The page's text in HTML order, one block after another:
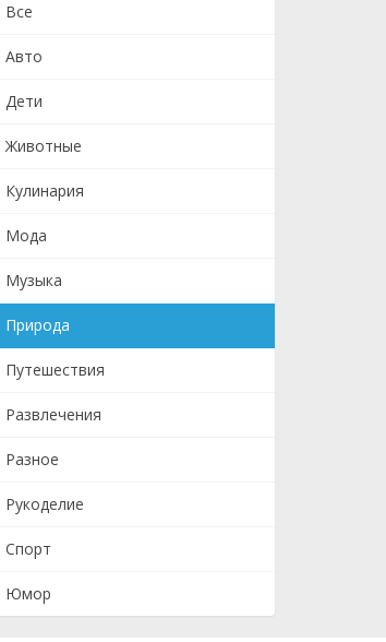
Все
Авто
Дети
Животные
Кулинария
Мода
Музыка
Природа
Путешествия
Развлечения
Разное
Рукоделие
Спорт
Юмор